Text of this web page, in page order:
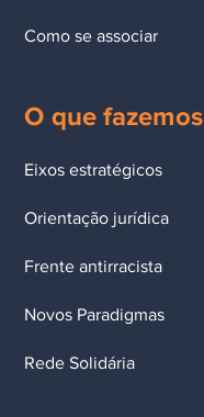
Como se associar
O que fazemos
Eixos estratégicos
Orientação jurídica
Frente antirracista
Novos Paradigmas
Rede Solidária